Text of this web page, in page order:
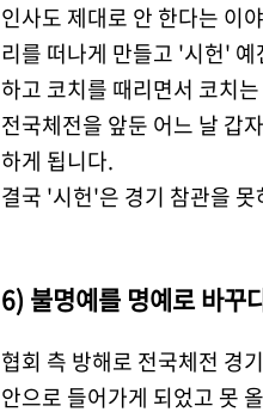
인사도 제대로 안 한다는 이
리를 떠나게 만들고 '시헌'
하고 코치를 때리면서 코치
전국체전을 앞둔 어느 날 갑
하게 됩니다.
결국 '시헌'은 경기 참관을
6) 불명예를 명예로 바꾸
협회 측 방해로 전국체전 경
안으로 들어가게 되었고 못